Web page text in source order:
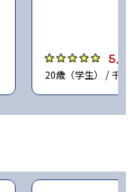
5.0
20歳（学生） / 千葉